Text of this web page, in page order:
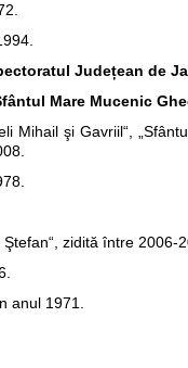
Județean de
Mare Mucenic
Mihail şi Gavriil“,
zidită între 2006-
anul 1971.